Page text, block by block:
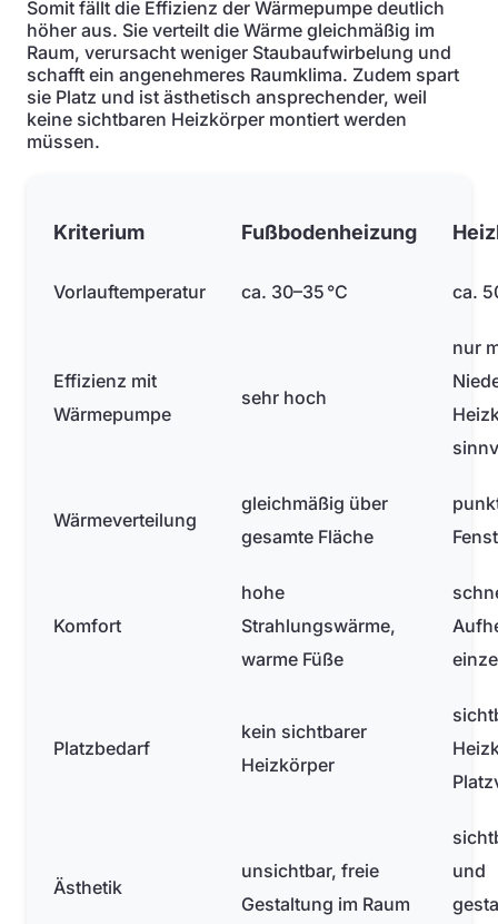
Somit fällt die Effizienz der Wärmepumpe deutlich
höher aus. Sie verteilt die Wärme gleichmäßig im
Raum, verursacht weniger Staubaufwirbelung und
schafft ein angenehmeres Raumklima. Zudem spart
sie Platz und ist ästhetisch ansprechender, weil
keine sichtbaren Heizkörper montiert werden
müssen.
Kriterium Fußbodenheizung
Vorlauftemperatur ca. 30–35 °C ca.
Effizienz mit
Wärmepumpe
sehr hoch
nur
Wärmeverteilung
gleichmäßig über
gesamte Fläche
Komfort
hohe
Strahlungswärme,
warme Füße
Platzbedarf
kein sichtbarer
Heizkörper
Ästhetik
unsichtbar, freie
Gestaltung im Raum
und